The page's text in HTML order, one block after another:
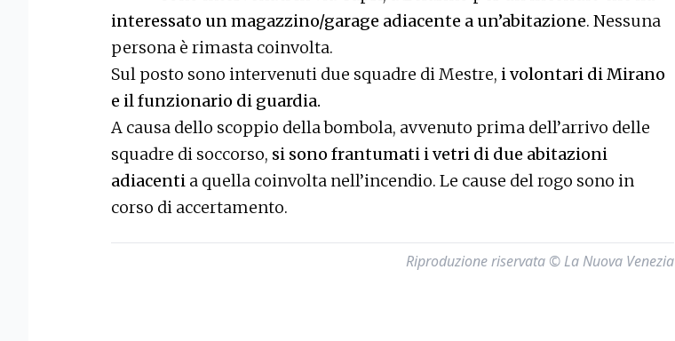
interessato un magazzino/garage adiacente a un’abitazione. Nessuna
persona è rimasta coinvolta.
Sul posto sono intervenuti due squadre di Mestre, i volontari di Mirano
e il funzionario di guardia.
A causa dello scoppio della bombola, avvenuto prima dell’arrivo delle
squadre di soccorso, si sono frantumati i vetri di due abitazioni
adiacenti a quella coinvolta nell’incendio. Le cause del rogo sono in
corso di accertamento.
Riproduzione riservata © La Nuova Venezia